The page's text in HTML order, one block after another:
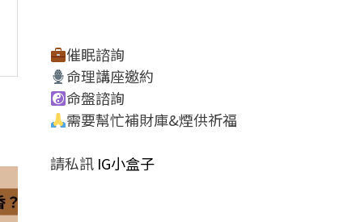
催眠諮詢
命理講座邀約
命盤諮詢
需要幫忙補財庫&煙供祈福
請私訊IG小盒子